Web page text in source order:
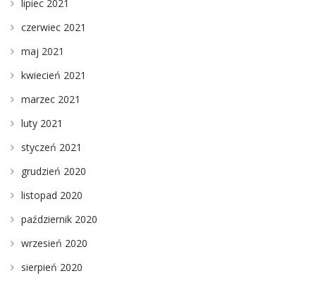
lipiec 2021
czerwiec 2021
maj 2021
kwiecień 2021
marzec 2021
luty 2021
styczeń 2021
grudzień 2020
listopad 2020
październik 2020
wrzesień 2020
sierpień 2020